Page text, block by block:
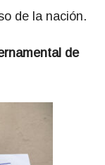
de la nación.
de